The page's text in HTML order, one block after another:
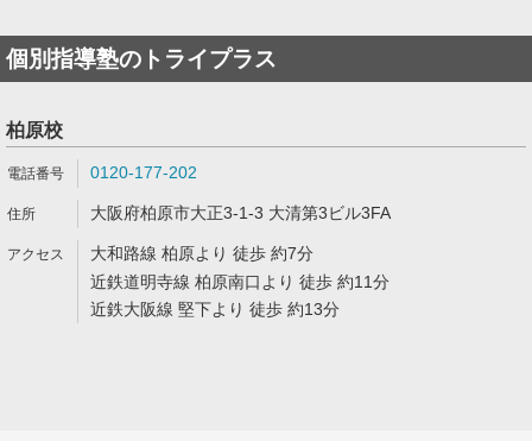
個別指導塾のトライプラス
柏原校
0120-177-202
大阪府柏原市大正3-1-3 大清第3ビル3FA
大和路線 柏原より 徒歩 約7分
近鉄道明寺線 柏原南口より 徒歩 約11分
近鉄大阪線 堅下より 徒歩 約13分